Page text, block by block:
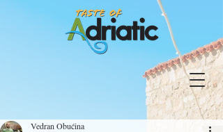
Vedran Obućina